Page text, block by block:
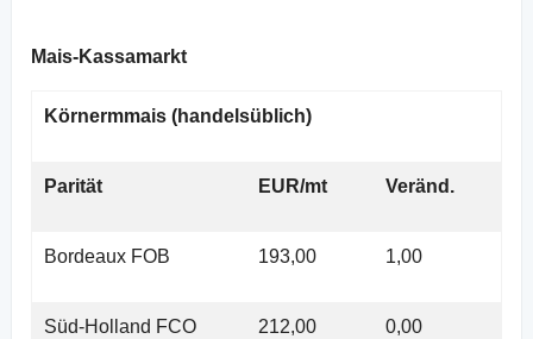
Mais-Kassamarkt
Körnermmais (handelsüblich)
Parität EUR/mt Veränd.
Bordeaux FOB 193,00 1,00
Süd-Holland FCO 212,00 0,00